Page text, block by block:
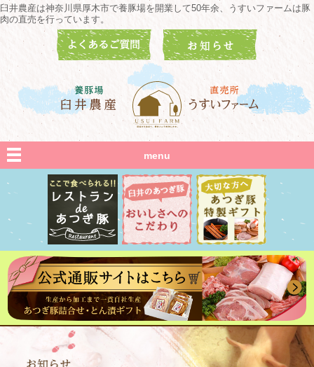
臼井農産は神奈川県厚木市で養豚場を開業して50年余、うすいファームは豚
肉の直売を行っています。
menu